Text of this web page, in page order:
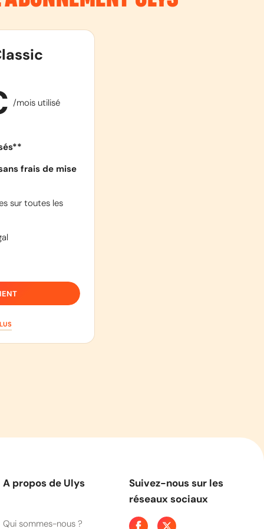
/mois utilisé
frais de mise
sur toutes les
A propos de Ulys
Qui sommes-nous ?
Suivez-nous sur les
réseaux sociaux